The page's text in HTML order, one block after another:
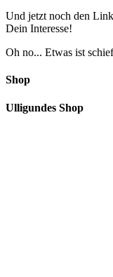
Und jetzt noch den
Dein Interesse!
Oh no... Etwas ist
Shop
Ulligundes Shop